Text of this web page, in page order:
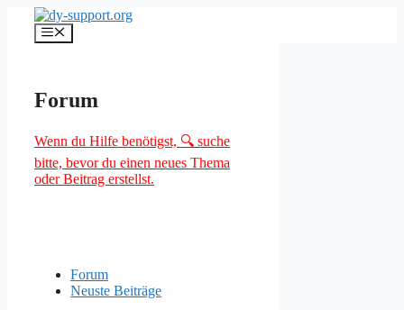
Inhalt
springen
Menü
Forum
Wenn du Hilfe benötigst, 🔍 suche
bitte, bevor du einen neues Thema
oder Beitrag erstellst.
Forum
Neuste Beiträge